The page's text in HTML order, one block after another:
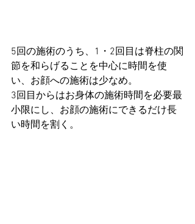
5回の施術のうち、1・2回目は脊柱の関
節を和らげることを中心に時間を使
い、お顔への施術は少なめ。
3回目からはお身体の施術時間を必要最
小限にし、お顔の施術にできるだけ長
い時間を割く。